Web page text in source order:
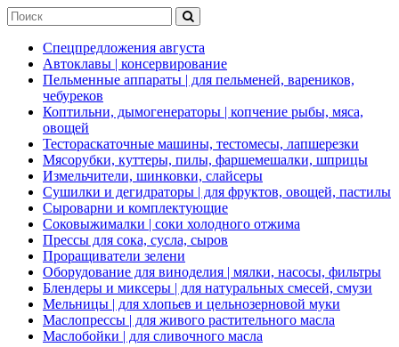
Спецпредложения августа
Автоклавы | консервирование
Пельменные аппараты | для пельменей, вареников,
чебуреков
Коптильни, дымогенераторы | копчение рыбы, мяса,
овощей
Тестораскаточные машины, тестомесы, лапшерезки
Мясорубки, куттеры, пилы, фаршемешалки, шприцы
Измельчители, шинковки, слайсеры
Сушилки и дегидраторы | для фруктов, овощей, пастилы
Сыроварни и комплектующие
Соковыжималки | соки холодного отжима
Прессы для сока, сусла, сыров
Проращиватели зелени
Оборудование для виноделия | мялки, насосы, фильтры
Блендеры и миксеры | для натуральных смесей, смузи
Мельницы | для хлопьев и цельнозерновой муки
Маслопрессы | для живого растительного масла
Маслобойки | для сливочного масла